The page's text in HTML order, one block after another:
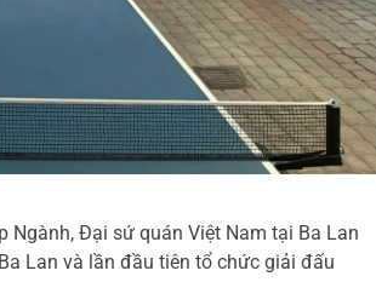
Đại sứ quán Việt Nam tại Ba Lan
Lan và lần đầu tiên tổ chức giải đấu